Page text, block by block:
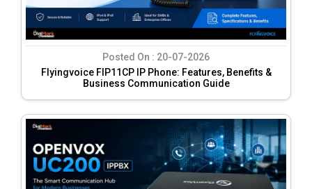
Posted On : 20-07-2026
Flyingvoice FIP11CP IP Phone: Features, Benefits &
Business Communication Guide